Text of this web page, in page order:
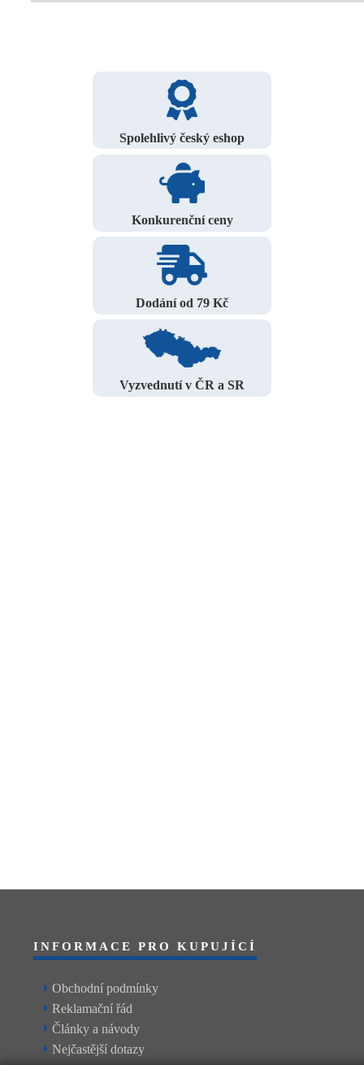
Spolehlivý český eshop
Konkurenční ceny
Dodání od 79 Kč
Vyzvednutí v ČR a SR
INFORMACE PRO KUPUJÍCÍ
Obchodní podmínky
Reklamační řád
Články a návody
Nejčastější dotazy